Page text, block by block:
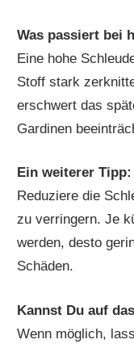
Was passiert bei
Eine hohe
Stoff stark
erschwert das
Gardinen
Ein weiterer Tipp:
Reduziere die
zu verringern. Je
werden, desto
Schäden.
Kannst Du auf
Wenn möglich,